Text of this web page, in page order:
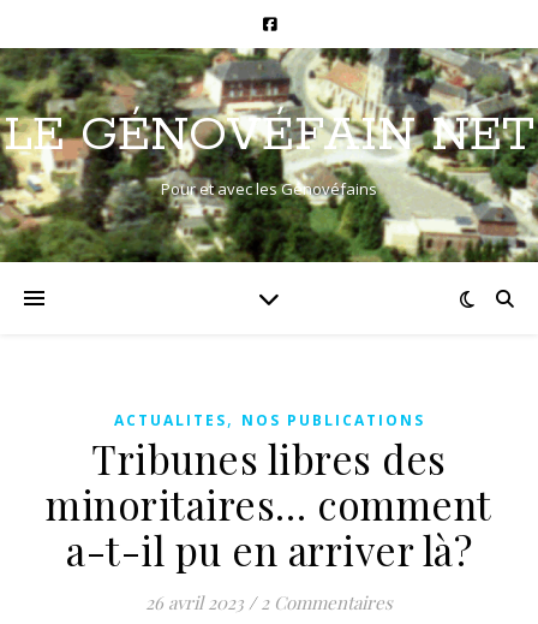
LE GÉNOVÉFAIN NET
Pour et avec les Génovéfains
ACTUALITES, NOS PUBLICATIONS
Tribunes libres des
minoritaires… comment
a-t-il pu en arriver là?
26 avril 2023 / 2 Commentaires